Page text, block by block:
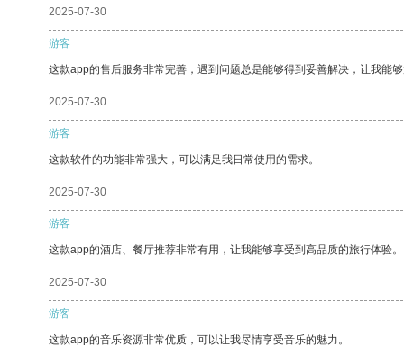
2025-07-30
游客
这款app的售后服务非常完善，遇到问题总是能够得到妥善解决，让我能够
2025-07-30
游客
这款软件的功能非常强大，可以满足我日常使用的需求。
2025-07-30
游客
这款app的酒店、餐厅推荐非常有用，让我能够享受到高品质的旅行体验。
2025-07-30
游客
这款app的音乐资源非常优质，可以让我尽情享受音乐的魅力。